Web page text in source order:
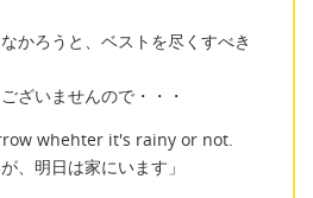
かろうと、ベストを尽くすべき
ざいませんので・・・
whehter it's rainy or not.
、明日は家にいます」